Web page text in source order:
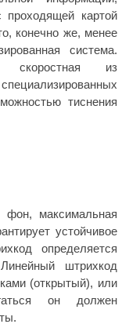
картой
конечно же, менее
система.
скоростная из
тиснения
фон, максимальная
устойчивое
определяется
штрихкод
(открытый), или
он должен